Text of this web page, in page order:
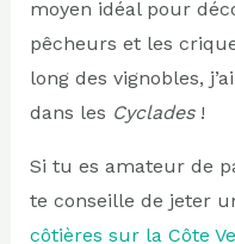
moyen idéal pour
pêcheurs et les
long des vignobles,
dans les Cyclades!
Si tu es amateur de
te conseille de jeter
côtières sur la Côte